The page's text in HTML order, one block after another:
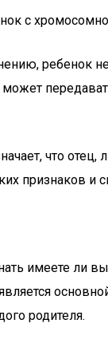
с
ребенок
что
признаков
имеете ли
родителя.